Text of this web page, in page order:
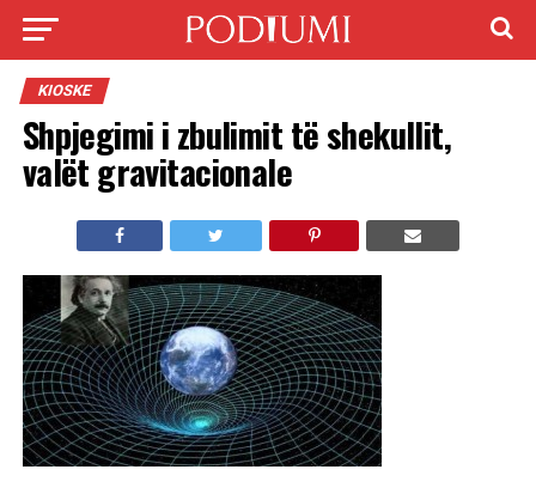
KIOSKE
Shpjegimi i zbulimit të shekullit,
valët gravitacionale